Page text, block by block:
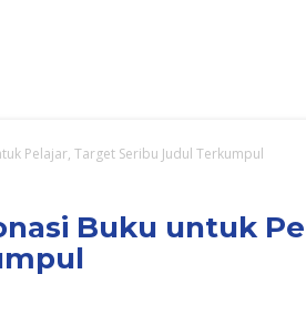
Pelajar, Target Seribu Judul Terkumpul
Buku untuk